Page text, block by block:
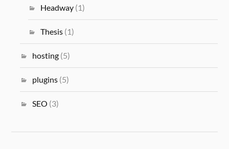
Headway(1)
Thesis(1)
hosting(5)
plugins(5)
SEO (3)